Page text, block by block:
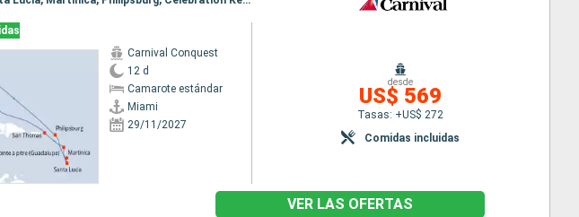
Carnival Conquest
12 d
Camarote estándar
Miami
29/11/2027
desde
US$ 569
Tasas: +US$ 272
Comidas incluidas
VER LAS OFERTAS